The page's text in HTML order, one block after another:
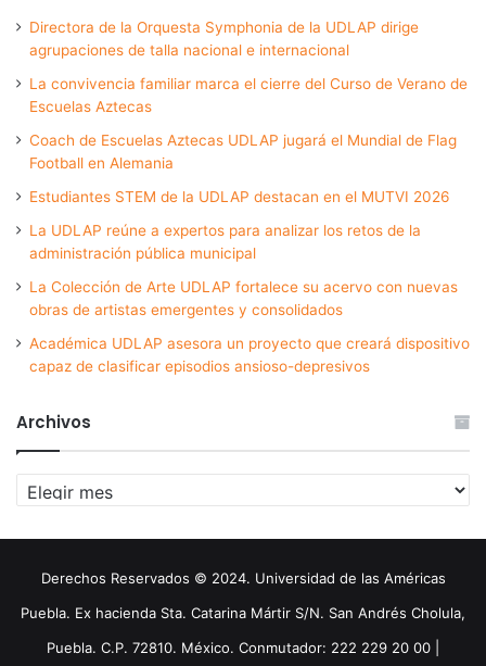
Directora de la Orquesta Symphonia de la UDLAP dirige
agrupaciones de talla nacional e internacional
La convivencia familiar marca el cierre del Curso de Verano de
Escuelas Aztecas
Coach de Escuelas Aztecas UDLAP jugará el Mundial de Flag
Football en Alemania
Estudiantes STEM de la UDLAP destacan en el MUTVI 2026
La UDLAP reúne a expertos para analizar los retos de la
administración pública municipal
La Colección de Arte UDLAP fortalece su acervo con nuevas
obras de artistas emergentes y consolidados
Académica UDLAP asesora un proyecto que creará dispositivo
capaz de clasificar episodios ansioso-depresivos
Archivos
Archivos
Derechos Reservados © 2024. Universidad de las Américas
Puebla. Ex hacienda Sta. Catarina Mártir S/N. San Andrés Cholula,
Puebla. C.P. 72810. México. Conmutador: 222 229 20 00 |